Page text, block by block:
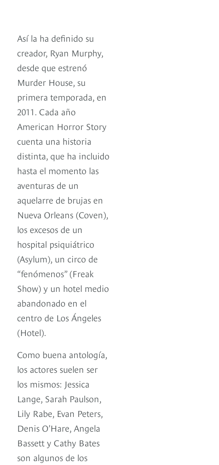
Así la ha definido su
creador, Ryan Murphy,
desde que estrenó
Murder House, su
primera temporada, en
2011. Cada año
American Horror Story
cuenta una historia
distinta, que ha incluido
hasta el momento las
aventuras de un
aquelarre de brujas en
Nueva Orleans (Coven),
los excesos de un
hospital psiquiátrico
(Asylum), un circo de
“fenómenos” (Freak
Show) y un hotel medio
abandonado en el
centro de Los Ángeles
(Hotel).
Como buena antología,
los actores suelen ser
los mismos: Jessica
Lange, Sarah Paulson,
Lily Rabe, Evan Peters,
Denis O’Hare, Angela
Bassett y Cathy Bates
son algunos de los